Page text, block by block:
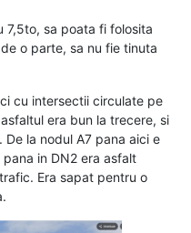
7,5to, sa poata fi folosita
o parte, sa nu fie tinuta
cu intersectii circulate pe
era bun la trecere, si
la nodul A7 pana aici e
in DN2 era asfalt
Era sapat pentru o